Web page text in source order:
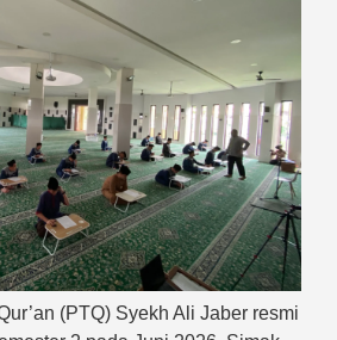
(PTQ) Syekh Ali Jaber resmi